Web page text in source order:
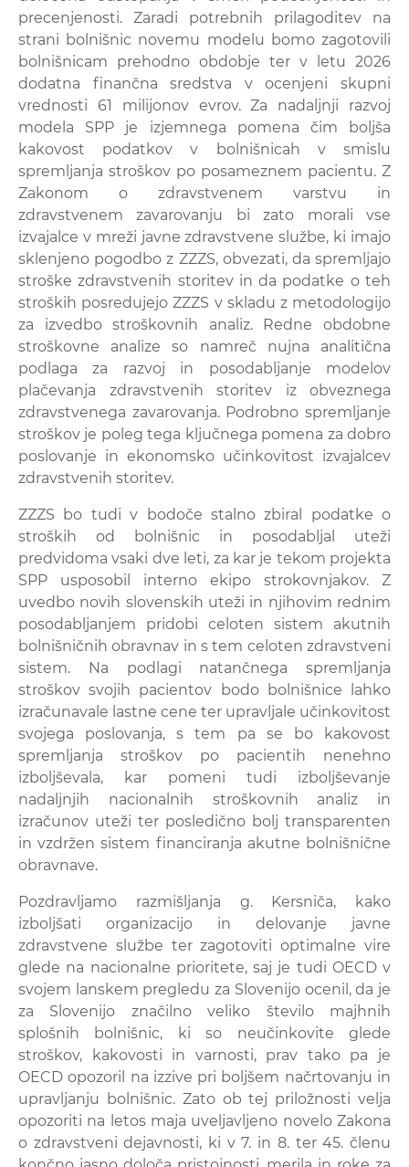
precenjenosti. Zaradi potrebnih prilagoditev na
strani bolnišnic novemu modelu bomo zagotovili
bolnišnicam prehodno obdobje ter v letu 2026
dodatna finančna sredstva v ocenjeni skupni
vrednosti 61 milijonov evrov. Za nadaljnji razvoj
modela SPP je izjemnega pomena čim boljša
kakovost podatkov v bolnišnicah v smislu
spremljanja stroškov po posameznem pacientu. Z
Zakonom o zdravstvenem varstvu in
zdravstvenem zavarovanju bi zato morali vse
izvajalce v mreži javne zdravstvene službe, ki imajo
sklenjeno pogodbo z ZZZS, obvezati, da spremljajo
stroške zdravstvenih storitev in da podatke o teh
stroških posredujejo ZZZS v skladu z metodologijo
za izvedbo stroškovnih analiz. Redne obdobne
stroškovne analize so namreč nujna analitična
podlaga za razvoj in posodabljanje modelov
plačevanja zdravstvenih storitev iz obveznega
zdravstvenega zavarovanja. Podrobno spremljanje
stroškov je poleg tega ključnega pomena za dobro
poslovanje in ekonomsko učinkovitost izvajalcev
zdravstvenih storitev.
ZZZS bo tudi v bodoče stalno zbiral podatke o
stroških od bolnišnic in posodabljal uteži
predvidoma vsaki dve leti, za kar je tekom projekta
SPP usposobil interno ekipo strokovnjakov. Z
uvedbo novih slovenskih uteži in njihovim rednim
posodabljanjem pridobi celoten sistem akutnih
bolnišničnih obravnav in s tem celoten zdravstveni
sistem. Na podlagi natančnega spremljanja
stroškov svojih pacientov bodo bolnišnice lahko
izračunavale lastne cene ter upravljale učinkovitost
svojega poslovanja, s tem pa se bo kakovost
spremljanja stroškov po pacientih nenehno
izboljševala, kar pomeni tudi izboljševanje
nadaljnjih nacionalnih stroškovnih analiz in
izračunov uteži ter posledično bolj transparenten
in vzdržen sistem financiranja akutne bolnišnične
obravnave.
Pozdravljamo razmišljanja g. Kersniča, kako
izboljšati organizacijo in delovanje javne
zdravstvene službe ter zagotoviti optimalne vire
glede na nacionalne prioritete, saj je tudi OECD v
svojem lanskem pregledu za Slovenijo ocenil, da je
za Slovenijo značilno veliko število majhnih
splošnih bolnišnic, ki so neučinkovite glede
stroškov, kakovosti in varnosti, prav tako pa je
OECD opozoril na izzive pri boljšem načrtovanju in
upravljanju bolnišnic. Zato ob tej priložnosti velja
opozoriti na letos maja uveljavljeno novelo Zakona
o zdravstveni dejavnosti, ki v 7. in 8. ter 45. členu